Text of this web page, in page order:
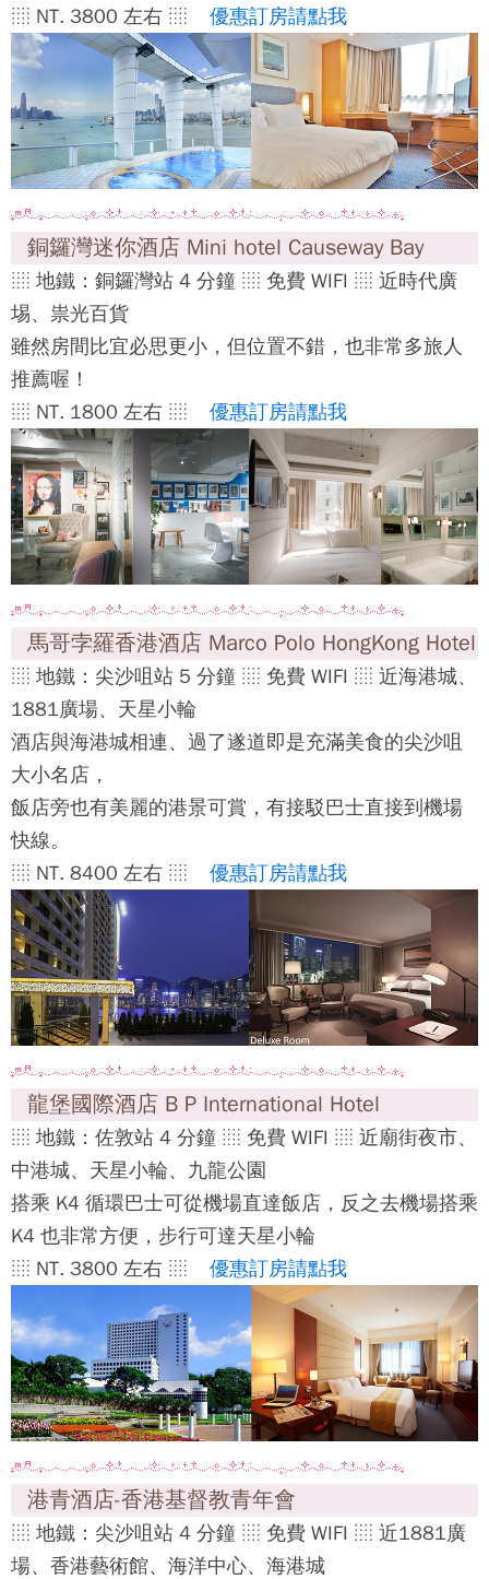
░ NT. 3800 左右 ░ 優惠訂房請點我
銅鑼灣迷你酒店 Mini hotel Causeway Bay
░ 地鐵：銅鑼灣站 4 分鐘 ░ 免費 WIFI ░ 近時代廣
埸、祟光百貨
雖然房間比宜必思更小，但位置不錯，也非常多旅人
推薦喔！
░ NT. 1800 左右 ░ 優惠訂房請點我
馬哥孛羅香港酒店 Marco Polo HongKong Hotel
░ 地鐵：尖沙咀站 5 分鐘 ░ 免費 WIFI ░ 近海港城、
1881廣場、天星小輪
酒店與海港城相連、過了遂道即是充滿美食的尖沙咀
大小名店，
飯店旁也有美麗的港景可賞，有接駁巴士直接到機場
快線。
░ NT. 8400 左右 ░ 優惠訂房請點我
龍堡國際酒店 B P International Hotel
░ 地鐵：佐敦站 4 分鐘 ░ 免費 WIFI ░ 近廟街夜市、
中港城、天星小輪、九龍公園
搭乘 K4 循環巴士可從機場直達飯店，反之去機場搭乘
K4 也非常方便，步行可達天星小輪
░ NT. 3800 左右 ░ 優惠訂房請點我
港青酒店-香港基督教青年會
░ 地鐵：尖沙咀站 4 分鐘 ░ 免費 WIFI ░ 近1881廣
場、香港藝術館、海洋中心、海港城